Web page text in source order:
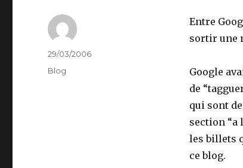
Entre
sortir une
Google
de
qui sont
section “a
les billets
ce blog.
Author
Posted
on
29/03/2006
Categories
Blog